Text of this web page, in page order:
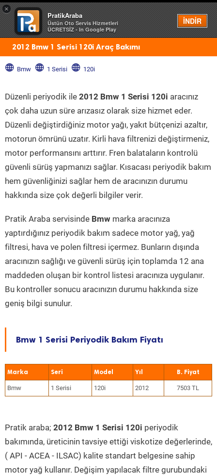
×
PratikAraba
Üstün Oto Servis Hizmetleri
ÜCRETSİZ - In Google Play
İNDİR
Menü
2012 Bmw 1 Serisi 120i Araç Bakımı
Bmw 1 Serisi 120i
Düzenli periyodik ile 2012 Bmw 1 Serisi 120i aracınız
çok daha uzun süre arızasız olarak size hizmet eder.
Düzenli değiştirdiğiniz motor yağı, yakıt bütçenizi azaltır,
motorun ömrünü uzatır. Kirli hava filtrenizi değiştirmeniz,
motor performansını arttırır. Fren balataların kontrolü
güvenli sürüş yapmanızı sağlar. Kısacası periyodik bakım
hem güvenliğinizi sağlar hem de aracınızın durumu
hakkında size çok değerli bilgiler verir.
Pratik Araba servisinde Bmw marka aracınıza
yaptırdığınız periyodik bakım sadece motor yağ, yağ
filtresi, hava ve polen filtresi içermez. Bunların dışında
aracınızın sağlığı ve güvenli sürüş için toplamda 12 ana
maddeden oluşan bir kontrol listesi aracınıza uygulanır.
Bu kontroller sonucu aracınızın durumu hakkında size
geniş bilgi sunulur.
Bmw 1 Serisi Periyodik Bakım Fiyatı
Marka Seri Model Yıl
Bmw 1 Serisi 120i 2012 7503 TL
Pratik araba; 2012 Bmw 1 Serisi 120i periyodik
bakımında, üreticinin tavsiye ettiği viskotize değerlerinde,
( API - ACEA - ILSAC) kalite standart belgesine sahip
motor yağ kullanır. Değişim yapılacak filtre gurubundaki